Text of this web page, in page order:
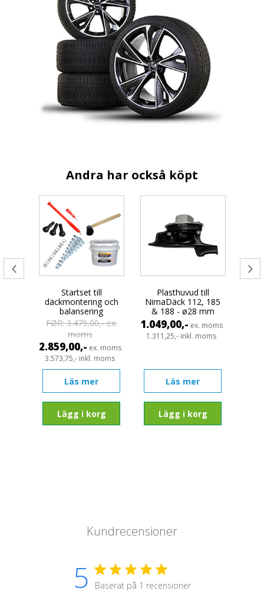
Andra har också köpt
Startset till
däckmontering och
balansering
FØR: 3.479,00,- ex.
moms
2.859,00,- ex. moms
3.573,75,- inkl. moms
Läs mer
Lägg i korg
Plasthuvud till
NimaDäck 112, 185
& 188 - ø28 mm
1.049,00,- ex. moms
1.311,25,- inkl. moms
Läs mer
Lägg i korg
Kundrecensioner
5 Baserat på 1 recensioner